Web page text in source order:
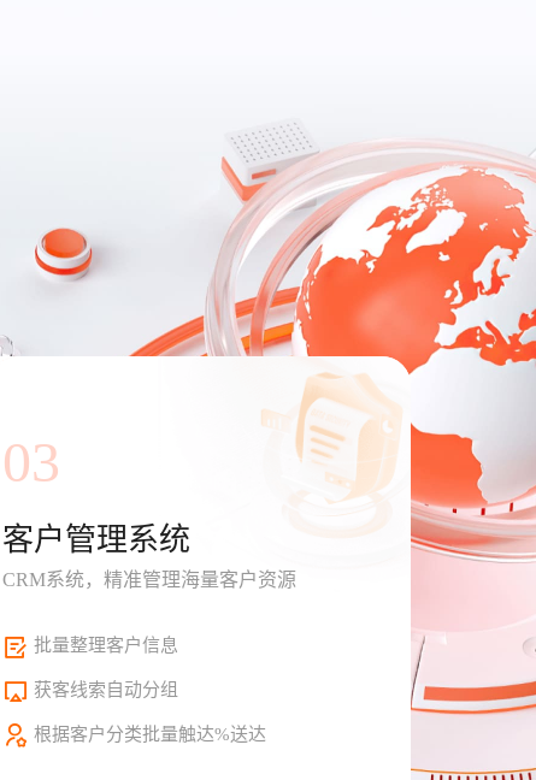
03
客户管理系统
CRM系统，精准管理海量客户资源
批量整理客户信息
获客线索自动分组
根据客户分类批量触达%送达